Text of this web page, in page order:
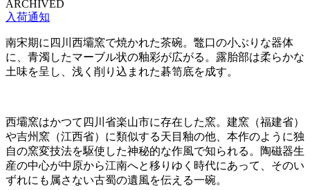
ARCHIVED
入荷通知
南宋期に四川西壩窯で焼かれた茶碗。鼈口の小ぶりな器体
に、青濁したマーブル状の釉彩が広がる。露胎部は柔らかな
土味を呈し、浅く削り込まれた碁笥底を成す。
西壩窯はかつて四川省楽山市に存在した窯。建窯（福建省）
や吉州窯（江西省）に類似する天目釉の他、本作のように独
自の窯変技法を駆使した神秘的な作風で知られる。陶磁器生
産の中心が中原から江南へと移りゆく時代にあって、そのい
ずれにも属さない古蜀の遺風を伝える一碗。